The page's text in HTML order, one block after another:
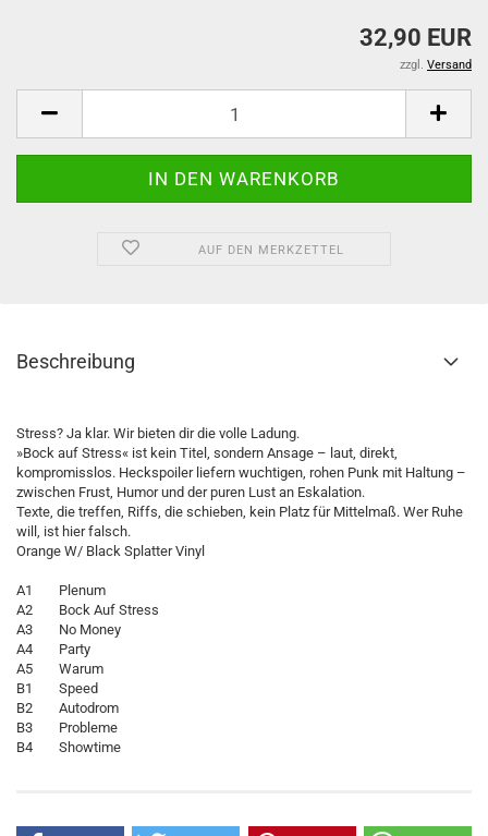
32,90 EUR
zzgl. Versand
AUF DEN MERKZETTEL
Beschreibung
Stress? Ja klar. Wir bieten dir die volle Ladung.
»Bock auf Stress« ist kein Titel, sondern Ansage – laut, direkt,
kompromisslos. Heckspoiler liefern wuchtigen, rohen Punk mit Haltung –
zwischen Frust, Humor und der puren Lust an Eskalation.
Texte, die treffen, Riffs, die schieben, kein Platz für Mittelmaß. Wer Ruhe
will, ist hier falsch.
Orange W/ Black Splatter Vinyl
A1 Plenum
A2 Bock Auf Stress
A3 No Money
A4 Party
A5 Warum
B1 Speed
B2 Autodrom
B3 Probleme
B4 Showtime